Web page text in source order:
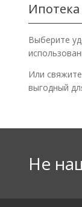
Ипотека
Выберите
Или
выгодный
Не